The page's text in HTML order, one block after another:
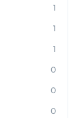
1
1
1
0
0
0